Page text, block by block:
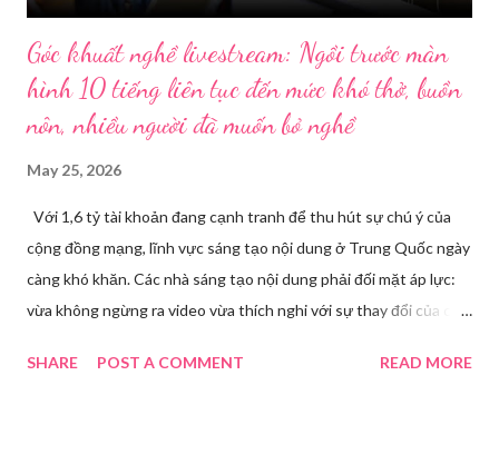
Góc khuất nghề livestream: Ngồi trước màn
hình 10 tiếng liên tục đến mức khó thở, buồn
nôn, nhiều người đã muốn bỏ nghề
May 25, 2026
Với 1,6 tỷ tài khoản đang cạnh tranh để thu hút sự chú ý của
cộng đồng mạng, lĩnh vực sáng tạo nội dung ở Trung Quốc ngày
càng khó khăn. Các nhà sáng tạo nội dung phải đối mặt áp lực:
vừa không ngừng ra video vừa thích nghi với sự thay đổi của các
Huawei tại Hội nghị Di động Thế giới tại Thượng Hải năm 2021.
SHARE POST A COMMENT READ MORE